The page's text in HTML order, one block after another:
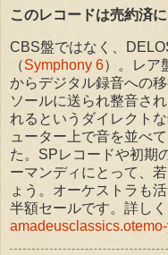
このレコードは売約済に
CBS盤ではなく、
（Symphony 6）。レア
からデジタル録音への
ソールに送られ整音さ
れるというダイレクト
ューター上で音を並べ
た。SPレコードや初期
ーマンディにとって、
ょう。オーケストラも
半額セールです。詳し